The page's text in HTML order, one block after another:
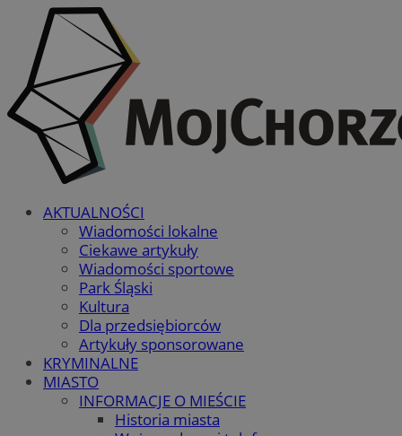
AKTUALNOŚCI
Wiadomości lokalne
Ciekawe artykuły
Wiadomości sportowe
Park Śląski
Kultura
Dla przedsiębiorców
Artykuły sponsorowane
KRYMINALNE
MIASTO
INFORMACJE O MIEŚCIE
Historia miasta